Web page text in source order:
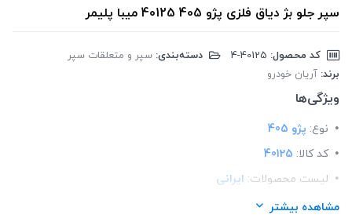
سپر جلو بژ دیاق فلزی پژو 405 40125 میبا پلیمر
کد محصول: دسته‌بندی: سپر و متعلقات سپر
برند: آریان خودرو
ویژگی‌ها
نوع: پژو 405
کد کالا: 40125
لیست محصولات: ایرانی
برند:آریان خودرو
مشاهده بیشتر